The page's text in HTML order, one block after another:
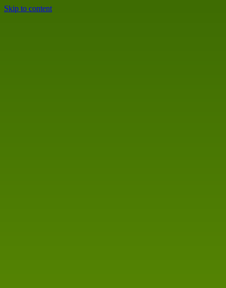
Skip to content